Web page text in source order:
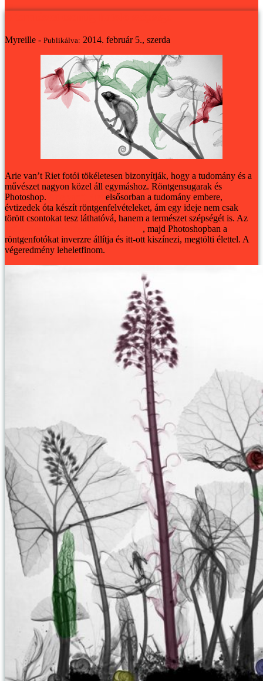
Myreille - Publikálva: 2014. február 5., szerda
Arie van’t Riet fotói tökéletesen bizonyítják, hogy a tudomány és a
művészet nagyon közel áll egymáshoz. Röntgensugarak és
Photoshop.
elsősorban a tudomány embere,
évtizedek óta készít röntgenfelvételeket, ám egy ideje nem csak
törött csontokat tesz láthatóvá, hanem a természet szépségét is. Az
, majd Photoshopban a
röntgenfotókat inverzre állítja és itt-ott kiszínezi, megtölti élettel. A
végeredmény leheletfinom.